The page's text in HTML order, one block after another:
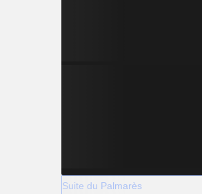
Suite du Palmarès